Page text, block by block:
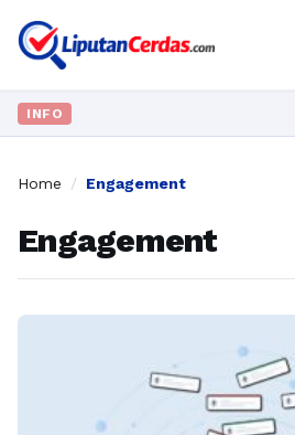
INFO
Home / Engagement
Engagement